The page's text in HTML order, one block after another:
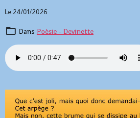
Le 24/01/2026
Dans Poèsie - Devinette